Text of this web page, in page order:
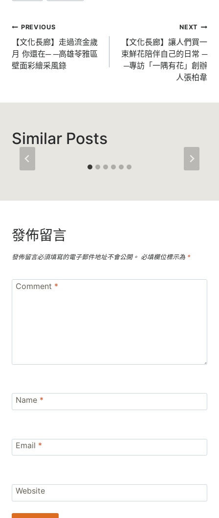
文
章
導
PREVIOUS
【文化長廊】走過流金歲
月 你還在─ ─高雄苓雅區
壁面彩繪采風錄
NEXT
【文化長廊】讓人們買一
束鮮花陪伴自己的日常 ─
─專訪「一隅有花」創辦
人張柏韋
Similar Posts
發佈留言
發佈留言必須填寫的電子郵件地址不會公開。 必填欄位標示為 *
Comment *
Name *
Email *
Website